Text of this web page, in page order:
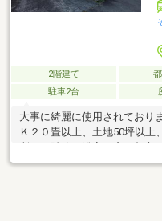
2階建て
駐車2台
大事に綺麗に使用されており
Ｋ２０畳以上、土地50坪以上